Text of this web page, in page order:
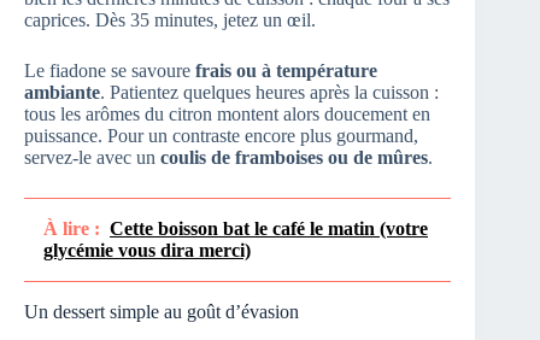
caprices. Dès 35 minutes, jetez un œil.
Le fiadone se savoure frais ou à température
ambiante. Patientez quelques heures après la cuisson :
tous les arômes du citron montent alors doucement en
puissance. Pour un contraste encore plus gourmand,
servez-le avec un coulis de framboises ou de mûres.
À lire : Cette boisson bat le café le matin (votre
glycémie vous dira merci)
Un dessert simple au goût d’évasion